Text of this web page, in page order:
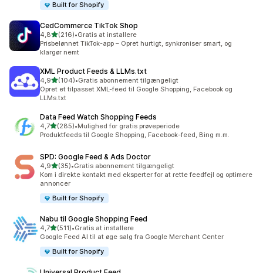
Built for Shopify
CedCommerce TikTok Shop
4,8ud af 5 stjerner
(216)
216 anmeldelser i alt
•Gratis at installere
Prisbelønnet TikTok-app – Opret hurtigt, synkroniser smart, og
klargør nemt
XML Product Feeds & LLMs.txt
4,9ud af 5 stjerner
(104)
104 anmeldelser i alt
•Gratis abonnement tilgængeligt
Opret et tilpasset XML-feed til Google Shopping, Facebook og
LLMs.txt
Data Feed Watch Shopping Feeds
4,7ud af 5 stjerner
(285)
285 anmeldelser i alt
•Mulighed for gratis prøveperiode
Produktfeeds til Google Shopping, Facebook-feed, Bing m.m.
SPD: Google Feed & Ads Doctor
4,9ud af 5 stjerner
(35)
35 anmeldelser i alt
•Gratis abonnement tilgængeligt
Kom i direkte kontakt med eksperter for at rette feedfejl og optimere
annoncer
Built for Shopify
Nabu til Google Shopping Feed
4,7ud af 5 stjerner
(511)
511 anmeldelser i alt
•Gratis at installere
Google Feed AI til at øge salg fra Google Merchant Center
Built for Shopify